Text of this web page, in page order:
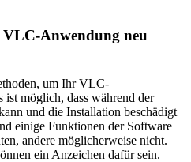
Anwendung neu
um Ihr VLC-
ist möglich, dass während der
und die Installation beschädigt
einige Funktionen der Software
andere möglicherweise nicht.
ein Anzeichen dafür sein.